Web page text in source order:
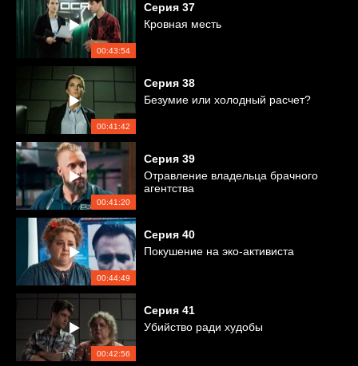
00:43:54
Серия 37
Кровная месть
00:41:42
Серия 38
Безумие или холодный расчет?
00:41:20
Серия 39
Отравление владельца брачного
агентства
00:44:49
Серия 40
Покушение на эко-активиста
00:42:56
Серия 41
Убийство ради худобы